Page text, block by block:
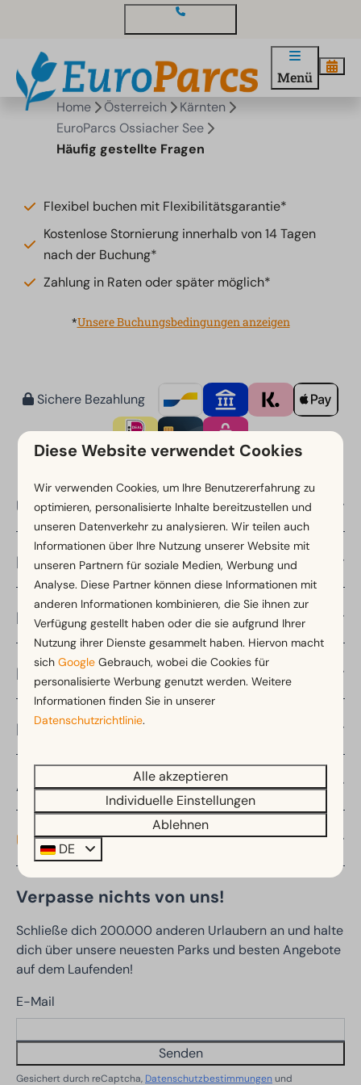
Menü
Home
Österreich
Kärnten
EuroParcs Ossiacher See
Häufig gestellte Fragen
Flexibel buchen mit Flexibilitätsgarantie*
Kostenlose Stornierung innerhalb von 14 Tagen
nach der Buchung*
Zahlung in Raten oder später möglich*
*Unsere Buchungsbedingungen anzeigen
Sichere Bezahlung
Über EuroParcs
Länder
Regionen
Reisezeiten
Entdecken
Angebote
Unterkünfte
Verpasse nichts von uns!
Schließe dich 200.000 anderen Urlaubern an und halte
dich über unsere neuesten Parks und besten Angebote
auf dem Laufenden!
E-Mail
Senden
Gesichert durch reCaptcha, Datenschutzbestimmungen und
Diese Website verwendet Cookies
Wir verwenden Cookies, um Ihre Benutzererfahrung zu
optimieren, personalisierte Inhalte bereitzustellen und
unseren Datenverkehr zu analysieren. Wir teilen auch
Informationen über Ihre Nutzung unserer Website mit
unseren Partnern für soziale Medien, Werbung und
Analyse. Diese Partner können diese Informationen mit
anderen Informationen kombinieren, die Sie ihnen zur
Verfügung gestellt haben oder die sie aufgrund Ihrer
Nutzung ihrer Dienste gesammelt haben. Hiervon macht
sichGoogle Gebrauch, wobei die Cookies für
personalisierte Werbung genutzt werden. Weitere
Informationen finden Sie in unserer
Datenschutzrichtlinie.
Alle akzeptieren
Individuelle Einstellungen
Ablehnen
DE